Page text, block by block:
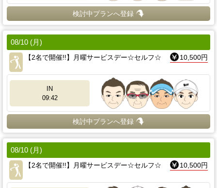
検討中プランへ登録
08/10 (月)
【2名で開催!!】月曜サービスデー☆セルフ☆
10,500円
IN
09:42
検討中プランへ登録
08/10 (月)
【2名で開催!!】月曜サービスデー☆セルフ☆
10,500円